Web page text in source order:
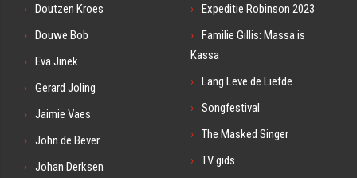
Doutzen Kroes
Douwe Bob
Eva Jinek
Gerard Joling
Jaimie Vaes
John de Bever
Johan Derksen
Expeditie Robinson 2023
Familie Gillis: Massa is
Kassa
Lang Leve de Liefde
Songfestival
The Masked Singer
TV gids